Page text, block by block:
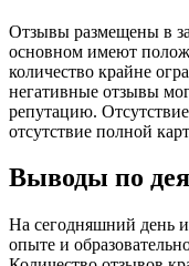
Отзывы размещены в
основном имеют
количество крайне
негативные отзывы
репутацию.
отсутствие полной
Выводы по
На сегодняшний день
опыте и